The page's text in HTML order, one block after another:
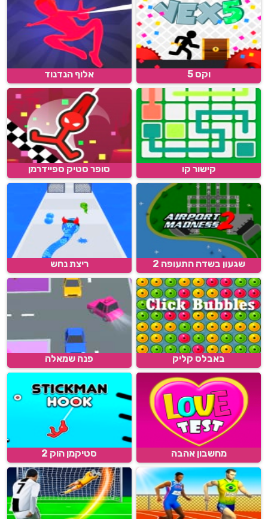
וקס 5 אלוף הנדנוד
קישור קו סופר סטיק ספיידרמן
שגעון בשדה התעופה 2 ריצת נחש
באבלס קליק פנה שמאלה
מחשבון אהבה סטיקמן הוק 2